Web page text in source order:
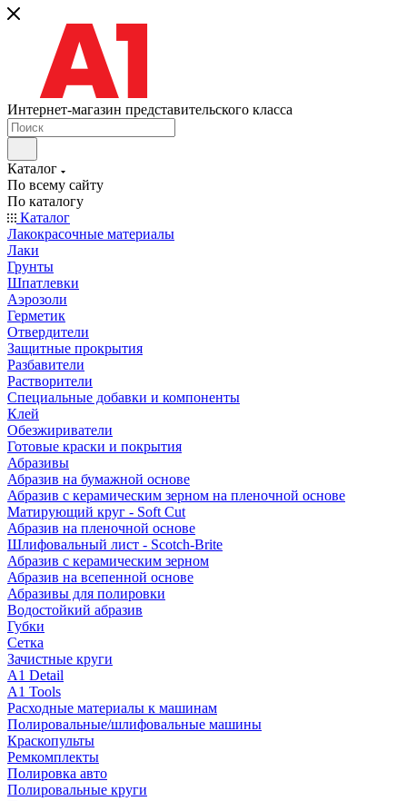
Интернет-магазин представительского класса
Каталог
По всему сайту
По каталогу
Каталог
Лакокрасочные материалы
Лаки
Грунты
Шпатлевки
Аэрозоли
Герметик
Отвердители
Защитные прокрытия
Разбавители
Растворители
Специальные добавки и компоненты
Клей
Обезжириватели
Готовые краски и покрытия
Абразивы
Абразив на бумажной основе
Абразив с керамическим зерном на пленочной основе
Матирующий круг - Soft Cut
Абразив на пленочной основе
Шлифовальный лист - Scotch-Brite
Абразив с керамическим зерном
Абразив на всепенной основе
Абразивы для полировки
Водостойкий абразив
Губки
Сетка
Зачистные круги
A1 Detail
A1 Tools
Расходные материалы к машинам
Полировальные/шлифовальные машины
Краскопульты
Ремкомплекты
Полировка авто
Полировальные круги